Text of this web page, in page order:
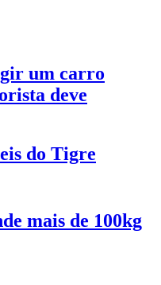
um carro
deve
do Tigre
mais de 100kg